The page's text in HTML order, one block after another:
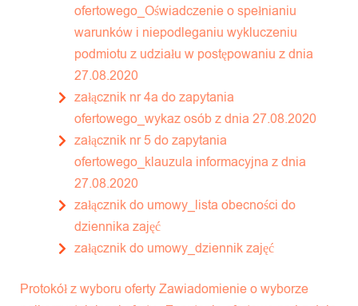
ofertowego_Oświadczenie o spełnianiu
warunków i niepodleganiu wykluczeniu
podmiotu z udziału w postępowaniu z dnia
27.08.2020
załącznik nr 4a do zapytania
ofertowego_wykaz osób z dnia 27.08.2020
załącznik nr 5 do zapytania
ofertowego_klauzula informacyjna z dnia
27.08.2020
załącznik do umowy_lista obecności do
dziennika zajęć
załącznik do umowy_dziennik zajęć
Protokół z wyboru ofertyZawiadomienie o wyborze